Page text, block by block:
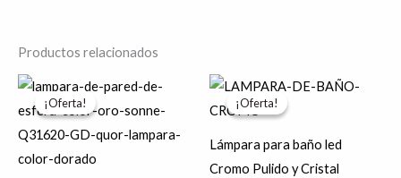
Productos relacionados
¡Oferta!
¡Oferta!
Rango
de
precios:
$1,011.88
Este
producto¡Oferta!
¡Oferta!
Lámpara para baño led
Cromo Pulido y Cristal
El
precio
original
$2,918.13.
El
precio
$2,334.50.